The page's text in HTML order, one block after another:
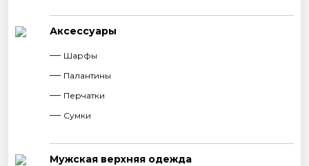
Аксессуары
Шарфы
Палантины
Перчатки
Сумки
Мужская верхняя одежда